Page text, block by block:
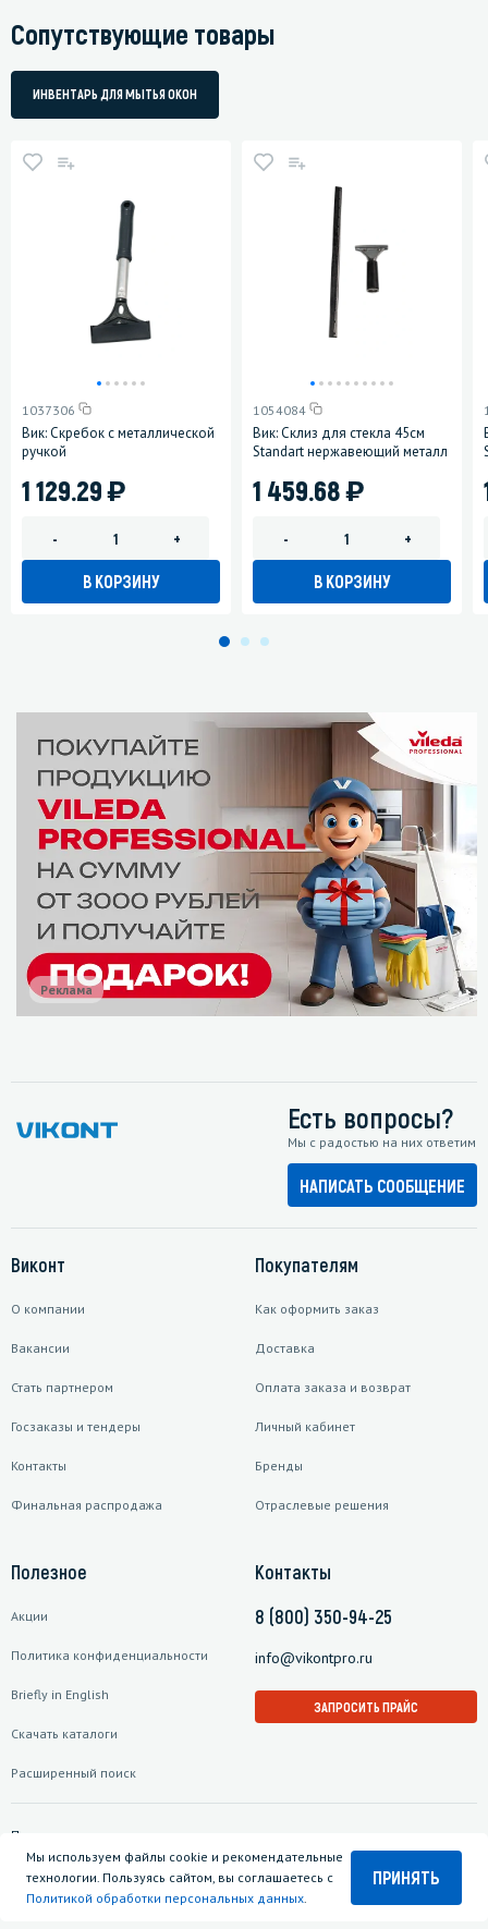
Сопутствующие товары
ИНВЕНТАРЬ ДЛЯ МЫТЬЯ ОКОН
1037306
Вик: Скребок с металлической
ручкой
1 129.29)
- +
В КОРЗИНУ
1054084
Вик: Склиз для стекла 45см
Standart нержавеющий металл
1 459.68)
- +
В КОРЗИНУ
Реклама
Есть вопросы?
Мы с радостью на них ответим
НАПИСАТЬ СООБЩЕНИЕ
Виконт
О компании
Вакансии
Стать партнером
Госзаказы и тендеры
Контакты
Финальная распродажа
Покупателям
Как оформить заказ
Доставка
Оплата заказа и возврат
Личный кабинет
Бренды
Отраслевые решения
Полезное
Акции
Политика конфиденциальности
Briefly in English
Скачать каталоги
Расширенный поиск
Контакты
8 (800) 350-94-25
info@vikontpro.ru
ЗАПРОСИТЬ ПРАЙС
Подписаться на рассылку
Мы используем файлы cookie и рекомендательные
технологии. Пользуясь сайтом, вы соглашаетесь с
Политикой обработки персональных данных.
ПРИНЯТЬ